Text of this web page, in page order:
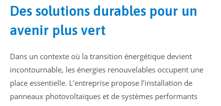
Des solutions durables pour un
avenir plus vert
Dans un contexte où la transition énergétique devient
incontournable, les énergies renouvelables occupent une
place essentielle. L’entreprise propose l’installation de
panneaux photovoltaïques et de systèmes performants